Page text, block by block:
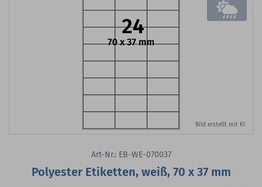
Bild erstellt mit KI
Art-Nr.: EB-WE-070037
Polyester Etiketten, weiß, 70 x 37 mm